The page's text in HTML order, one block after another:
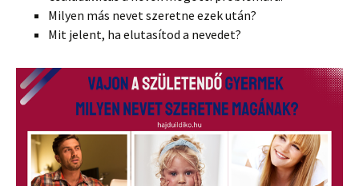
Milyen más nevet szeretne ezek után?
Mit jelent, ha elutasítod a nevedet?